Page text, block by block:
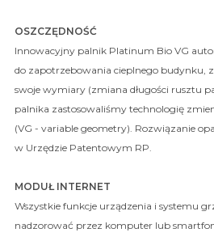
OSZCZĘDNOŚĆ
Innowacyjny palnik Platinum Bio VG
do zapotrzebowania cieplnego budynku,
swoje wymiary (zmiana długości rusztu
palnika zastosowaliśmy technologię
(VG - variable geometry). Rozwiązanie
w Urzędzie Patentowym RP.
MODUŁ INTERNET
Wszystkie funkcje urządzenia i systemu
nadzorować przez komputer lub